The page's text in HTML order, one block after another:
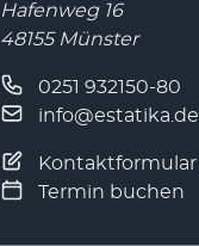
Hafenweg 16
48155 Münster
0251 932150-80
info@estatika.de
Kontaktformular
Termin buchen